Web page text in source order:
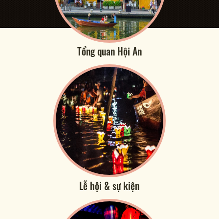
Tổng quan Hội An
Lễ hội & sự kiện